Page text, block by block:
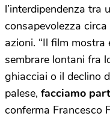
l’interdipendenza tra
consapevolezza
azioni. “Il film
sembrare lontani fra
ghiacciai o il declino
palese, facciamo
conferma Francesco